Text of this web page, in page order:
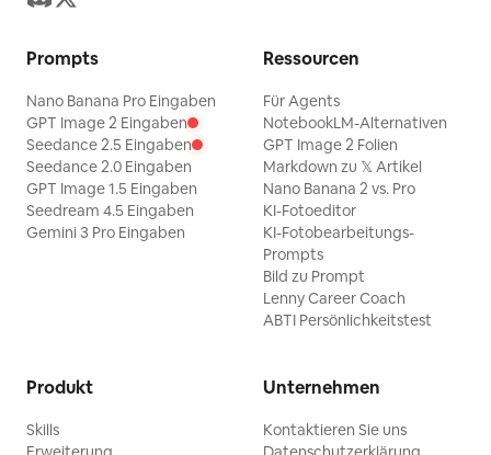
Prompts
Nano Banana Pro Eingaben
GPT Image 2 Eingaben
Seedance 2.5 Eingaben
Seedance 2.0 Eingaben
GPT Image 1.5 Eingaben
Seedream 4.5 Eingaben
Gemini 3 Pro Eingaben
Ressourcen
Für Agents
NotebookLM-Alternativen
GPT Image 2 Folien
Markdown zu 𝕏 Artikel
Nano Banana 2 vs. Pro
KI-Fotoeditor
KI-Fotobearbeitungs-
Prompts
Bild zu Prompt
Lenny Career Coach
ABTI Persönlichkeitstest
Produkt
Skills
Unternehmen
Kontaktieren Sie uns